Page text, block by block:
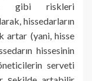
gibi riskleri
hissedarların
artar (yani, hisse
hissesinin
serveti